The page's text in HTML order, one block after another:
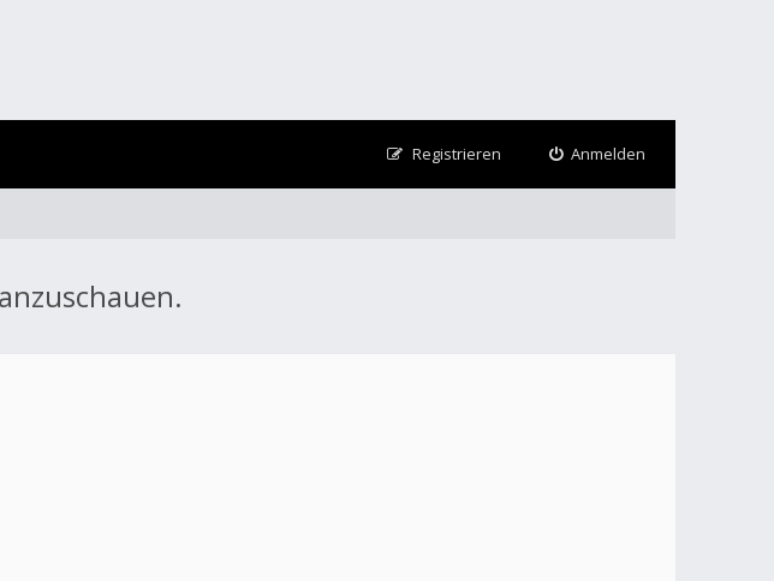
Anmelden
Registrieren